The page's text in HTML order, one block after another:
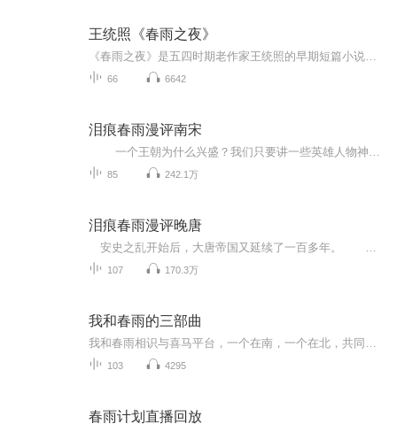
王统照《春雨之夜》
66 6642
泪痕春雨漫评南宋
85 242.1万
泪痕春雨漫评晚唐
107 170.3万
我和春雨的三部曲
103 4295
春雨计划直播回放